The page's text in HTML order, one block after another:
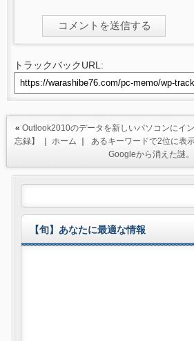
トラックバックURL:
« Outlook2010のデータを新しいパソコンにイ
忘録】
ホーム
あるキーワードで2位に表
Googleから消えた謎。
【旬】あなたに最適な情報